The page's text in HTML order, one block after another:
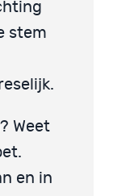
stem
Weet
en in